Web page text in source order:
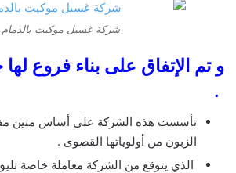
شركة غسيل موكيت بالدمام
و تم الإتفاق على بناء فروع
.
تأسست هذه الشركة على أساس متين
الزبون من أولوياتها القصوى .
الذي يتوقع من الشركة معاملة خاصة